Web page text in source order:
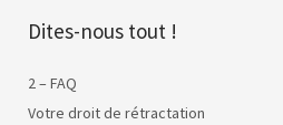
Dites-nous tout !
2 – FAQ
Votre droit de rétractation